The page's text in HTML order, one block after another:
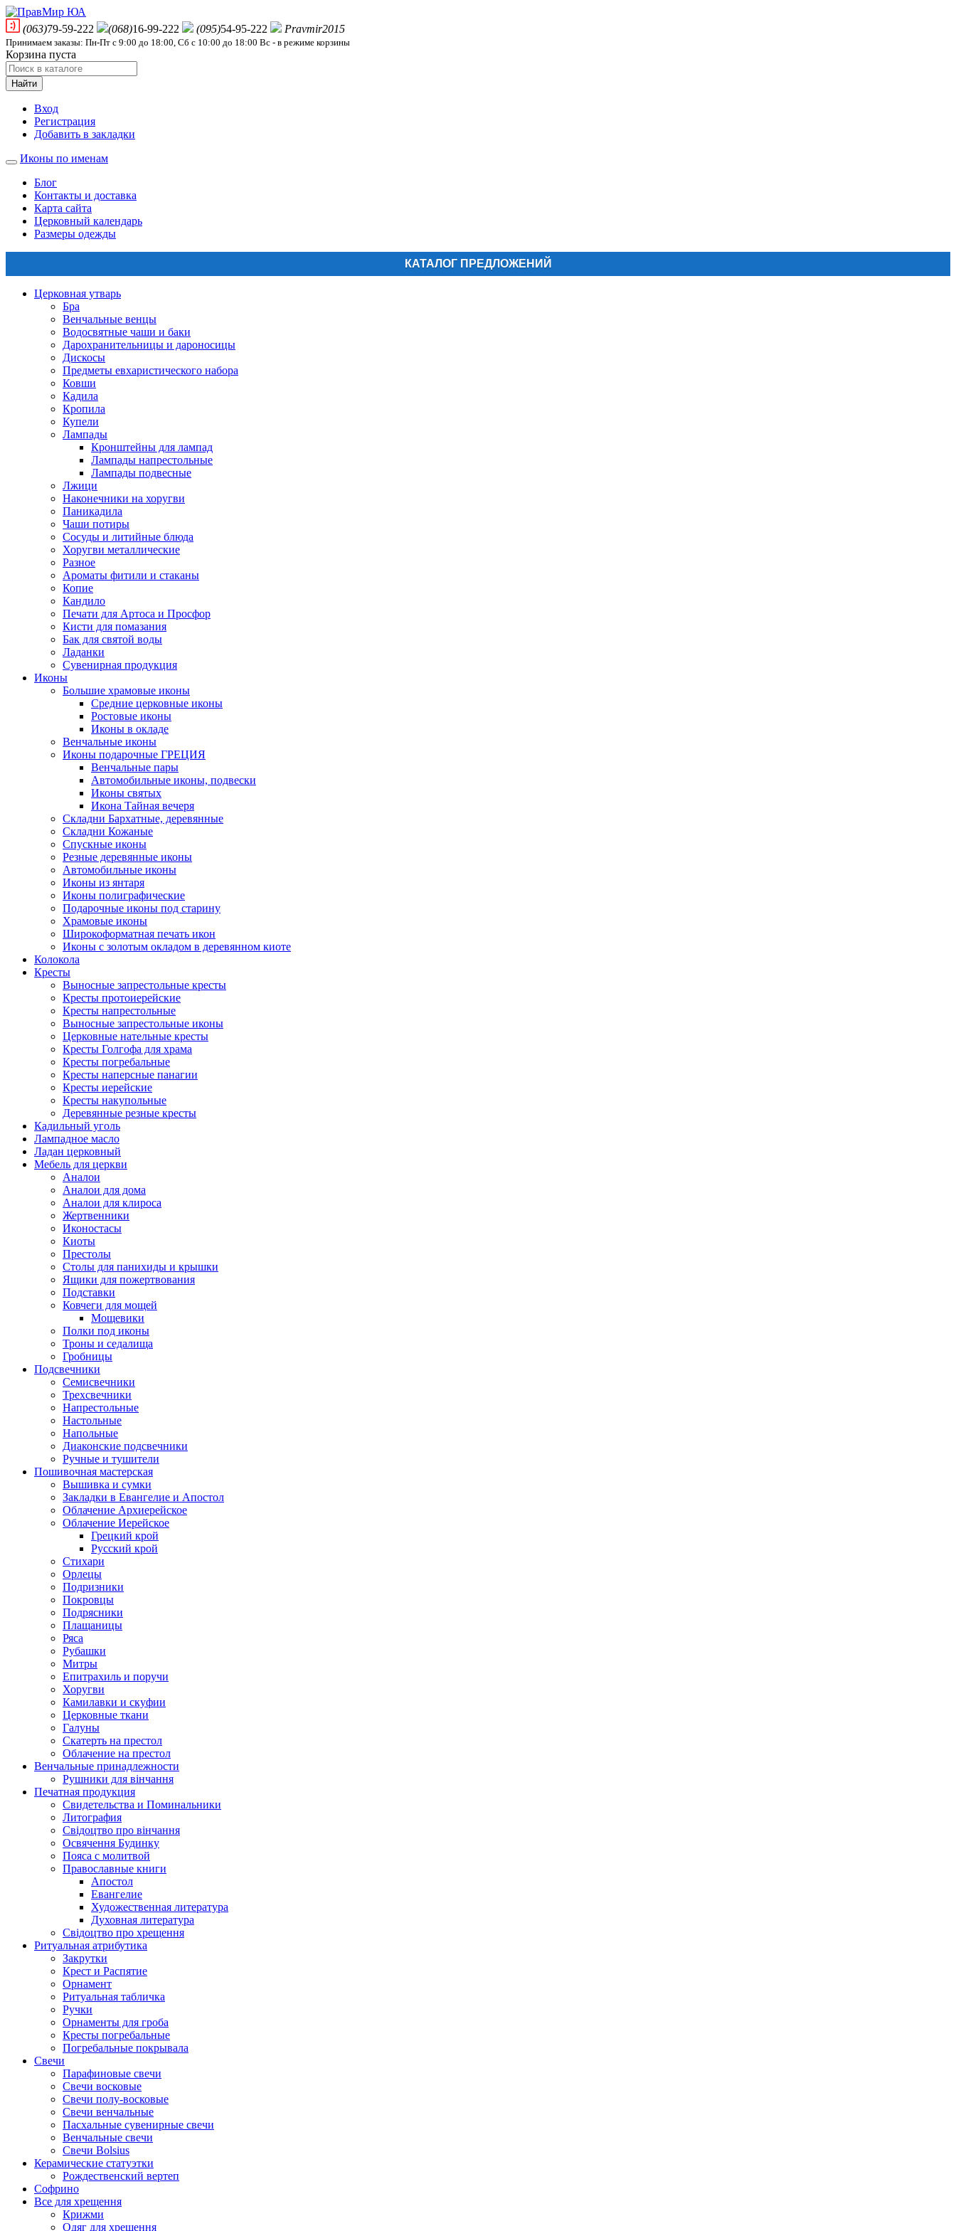
(063)79-59-222 (068)16-99-222 (095)54-95-222 Pravmir2015
Принимаем заказы: Пн-Пт с 9:00 до 18:00, Сб с 10:00 до 18:00 Вс - в режиме корзины
Корзина пуста
Найти
Вход
Регистрация
Добавить в закладки
Иконы по именам
Блог
Контакты и доставка
Карта сайта
Церковный календарь
Размеры одежды
КАТАЛОГ ПРЕДЛОЖЕНИЙ
Церковная утварь
Бра
Венчальные венцы
Водосвятные чаши и баки
Дарохранительницы и дароносицы
Дискосы
Предметы евхаристического набора
Ковши
Кадила
Кропила
Купели
Лампады
Кронштейны для лампад
Лампады напрестольные
Лампады подвесные
Лжици
Наконечники на хоругви
Паникадила
Чаши потиры
Сосуды и литийные блюда
Хоругви металлические
Разное
Ароматы фитили и стаканы
Копие
Кандило
Печати для Артоса и Просфор
Кисти для помазания
Бак для святой воды
Ладанки
Сувенирная продукция
Иконы
Большие храмовые иконы
Средние церковные иконы
Ростовые иконы
Иконы в окладе
Венчальные иконы
Иконы подарочные ГРЕЦИЯ
Венчальные пары
Автомобильные иконы, подвески
Иконы святых
Икона Тайная вечеря
Складни Бархатные, деревянные
Складни Кожаные
Спускные иконы
Резные деревянные иконы
Автомобильные иконы
Иконы из янтаря
Иконы полиграфические
Подарочные иконы под старину
Храмовые иконы
Широкоформатная печать икон
Иконы с золотым окладом в деревянном киоте
Колокола
Кресты
Выносные запрестольные кресты
Кресты протоиерейские
Кресты напрестольные
Выносные запрестольные иконы
Церковные нательные кресты
Кресты Голгофа для храма
Кресты погребальные
Кресты наперсные панагии
Кресты иерейские
Кресты накупольные
Деревянные резные кресты
Кадильный уголь
Лампадное масло
Ладан церковный
Мебель для церкви
Аналои
Аналои для дома
Аналои для клироса
Жертвенники
Иконостасы
Киоты
Престолы
Столы для панихиды и крышки
Ящики для пожертвования
Подставки
Ковчеги для мощей
Мощевики
Полки под иконы
Троны и седалища
Гробницы
Подсвечники
Семисвечники
Трехсвечники
Напрестольные
Настольные
Напольные
Диаконские подсвечники
Ручные и тушители
Пошивочная мастерская
Вышивка и сумки
Закладки в Евангелие и Апостол
Облачение Архиерейское
Облачение Иерейское
Грецкий крой
Русский крой
Стихари
Орлецы
Подризники
Покровцы
Подрясники
Плащаницы
Ряса
Рубашки
Митры
Епитрахиль и поручи
Хоругви
Камилавки и скуфии
Церковные ткани
Галуны
Скатерть на престол
Облачение на престол
Венчальные принадлежности
Рушники для вінчання
Печатная продукция
Свидетельства и Поминальники
Литография
Свідоцтво про вінчання
Освячення Будинку
Пояса с молитвой
Православные книги
Апостол
Евангелие
Художественная литература
Духовная литература
Свідоцтво про хрещення
Ритуальная атрибутика
Закрутки
Крест и Распятие
Орнамент
Ритуальная табличка
Ручки
Орнаменты для гроба
Кресты погребальные
Погребальные покрывала
Свечи
Парафиновые свечи
Свечи восковые
Свечи полу-восковые
Свечи венчальные
Пасхальные сувенирные свечи
Венчальные свечи
Свечи Bolsius
Керамические статуэтки
Рождественский вертеп
Софрино
Все для хрещення
Крижми
Одяг для хрещення